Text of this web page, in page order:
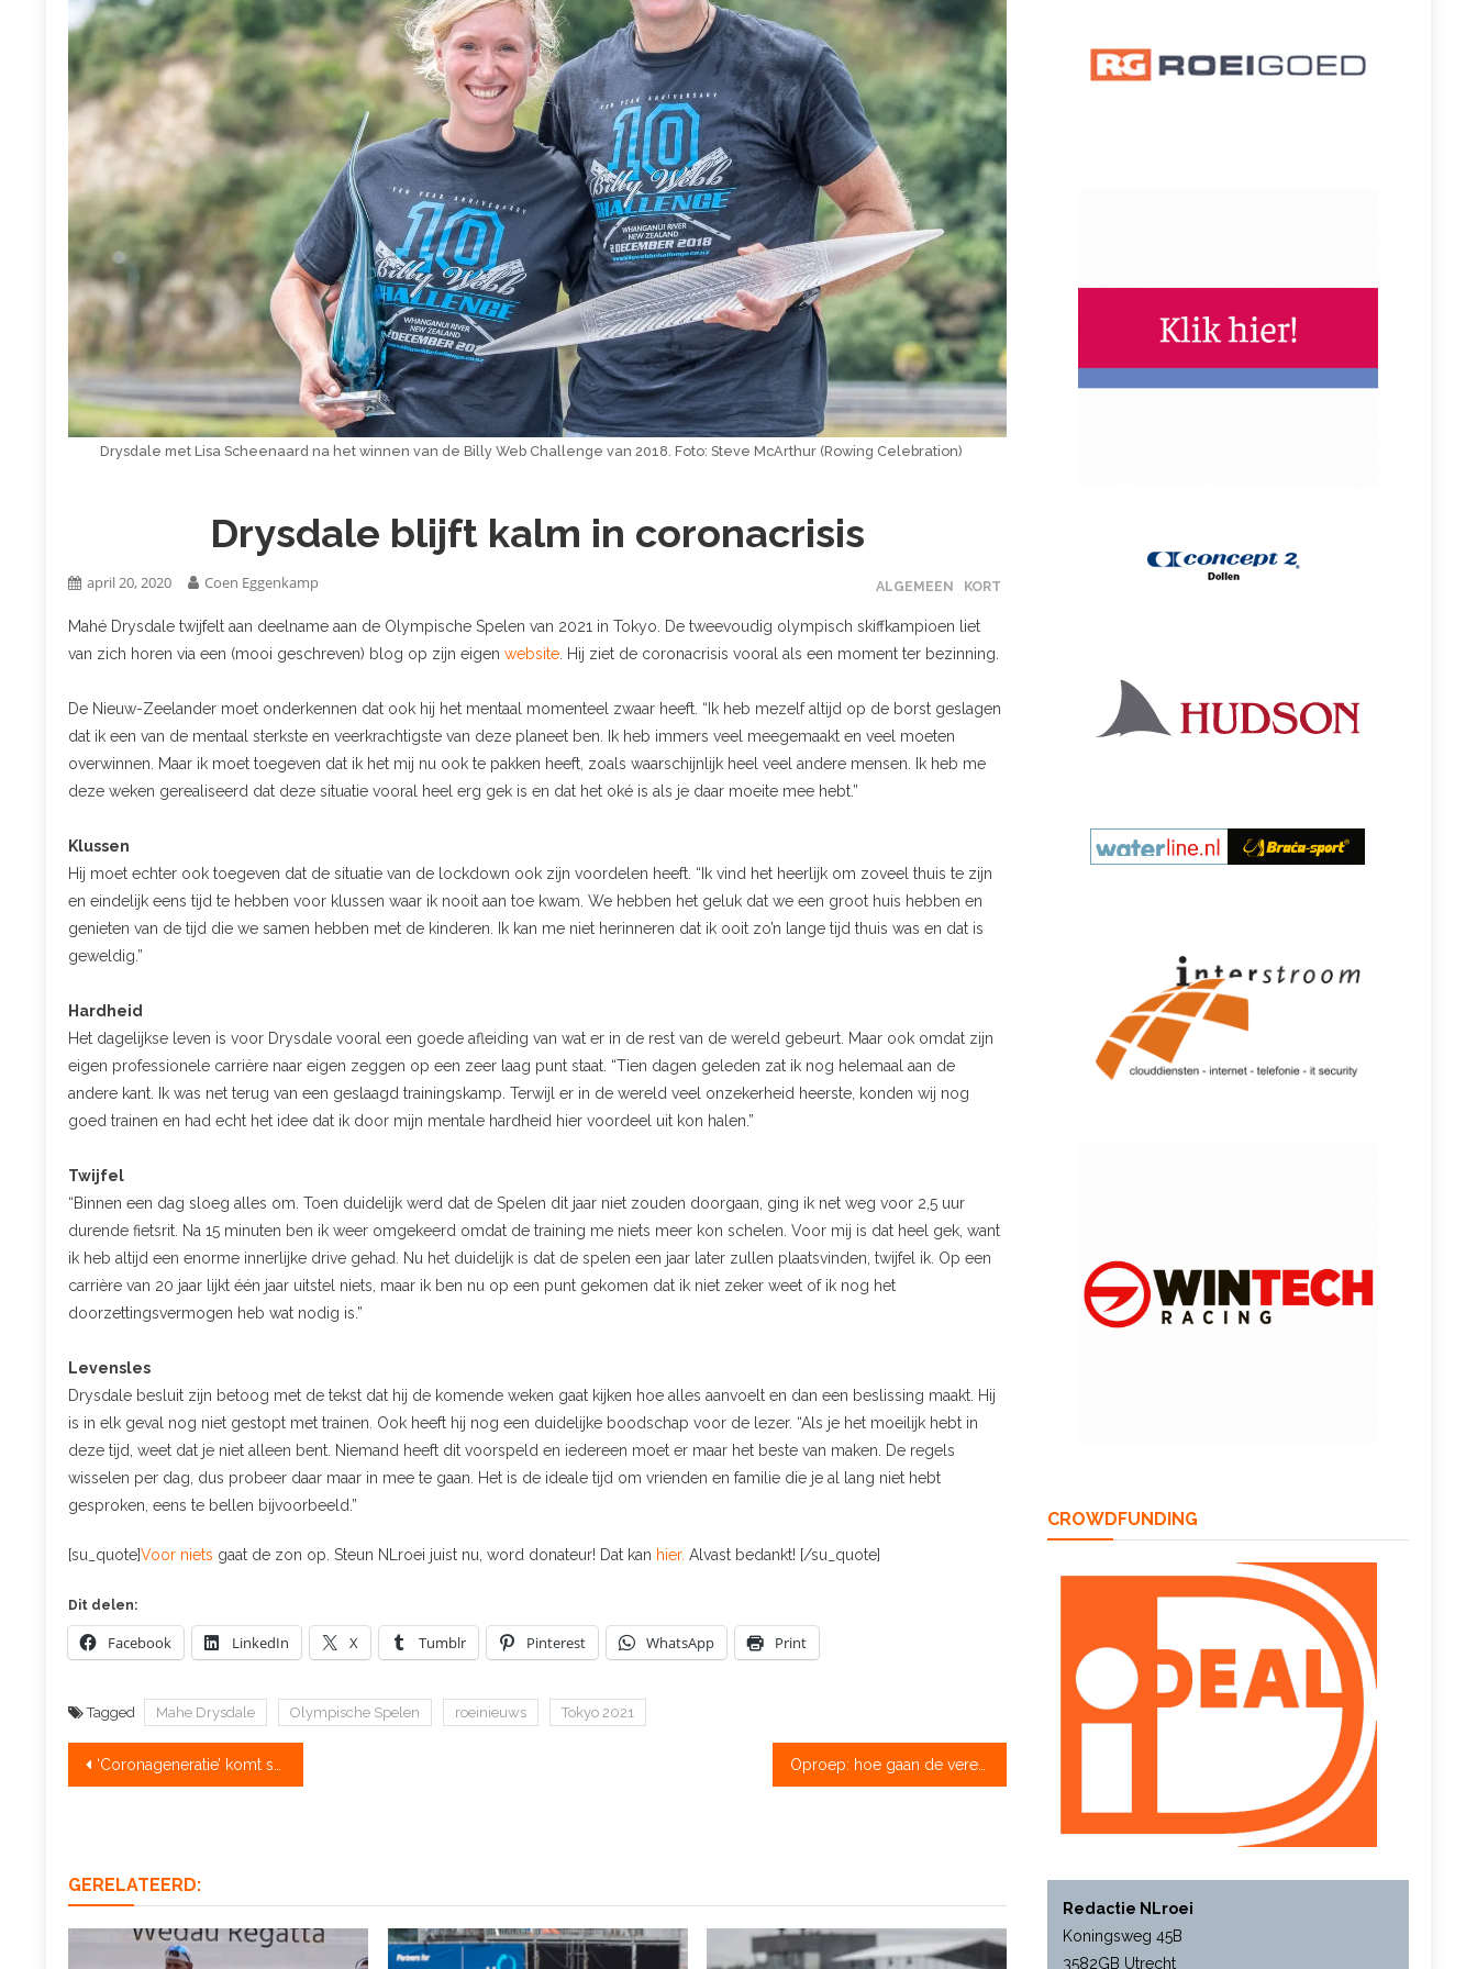
Drysdale met Lisa Scheenaard na het winnen van de Billy Web Challenge van 2018. Foto: Steve McArthur (Rowing Celebration)
Drysdale blijft kalm in coronacrisis
ALGEMEEN KORT
april 20, 2020 Coen Eggenkamp
Mahé Drysdale twijfelt aan deelname aan de Olympische Spelen van 2021 in Tokyo. De tweevoudig olympisch skiffkampioen liet
van zich horen via een (mooi geschreven) blog op zijn eigen website . Hij ziet de coronacrisis vooral als een moment ter bezinning.
De Nieuw-Zeelander moet onderkennen dat ook hij het mentaal momenteel zwaar heeft. “Ik heb mezelf altijd op de borst geslagen
dat ik een van de mentaal sterkste en veerkrachtigste van deze planeet ben. Ik heb immers veel meegemaakt en veel moeten
overwinnen. Maar ik moet toegeven dat ik het mij nu ook te pakken heeft, zoals waarschijnlijk heel veel andere mensen. Ik heb me
deze weken gerealiseerd dat deze situatie vooral heel erg gek is en dat het oké is als je daar moeite mee hebt.”
Klussen
Hij moet echter ook toegeven dat de situatie van de lockdown ook zijn voordelen heeft. “Ik vind het heerlijk om zoveel thuis te zijn
en eindelijk eens tijd te hebben voor klussen waar ik nooit aan toe kwam. We hebben het geluk dat we een groot huis hebben en
genieten van de tijd die we samen hebben met de kinderen. Ik kan me niet herinneren dat ik ooit zo’n lange tijd thuis was en dat is
geweldig.”
Hardheid
Het dagelijkse leven is voor Drysdale vooral een goede afleiding van wat er in de rest van de wereld gebeurt. Maar ook omdat zijn
eigen professionele carrière naar eigen zeggen op een zeer laag punt staat. “Tien dagen geleden zat ik nog helemaal aan de
andere kant. Ik was net terug van een geslaagd trainingskamp. Terwijl er in de wereld veel onzekerheid heerste, konden wij nog
goed trainen en had echt het idee dat ik door mijn mentale hardheid hier voordeel uit kon halen.”
Twijfel
“Binnen een dag sloeg alles om. Toen duidelijk werd dat de Spelen dit jaar niet zouden doorgaan, ging ik net weg voor 2,5 uur
durende fietsrit. Na 15 minuten ben ik weer omgekeerd omdat de training me niets meer kon schelen. Voor mij is dat heel gek, want
ik heb altijd een enorme innerlijke drive gehad. Nu het duidelijk is dat de spelen een jaar later zullen plaatsvinden, twijfel ik. Op een
carrière van 20 jaar lijkt één jaar uitstel niets, maar ik ben nu op een punt gekomen dat ik niet zeker weet of ik nog het
doorzettingsvermogen heb wat nodig is.”
Levensles
Drysdale besluit zijn betoog met de tekst dat hij de komende weken gaat kijken hoe alles aanvoelt en dan een beslissing maakt. Hij
is in elk geval nog niet gestopt met trainen. Ook heeft hij nog een duidelijke boodschap voor de lezer. “Als je het moeilijk hebt in
deze tijd, weet dat je niet alleen bent. Niemand heeft dit voorspeld en iedereen moet er maar het beste van maken. De regels
wisselen per dag, dus probeer daar maar in mee te gaan. Het is de ideale tijd om vrienden en familie die je al lang niet hebt
gesproken, eens te bellen bijvoorbeeld.”
[su_quote]Voor niets gaat de zon op. Steun NLroei juist nu, word donateur! Dat kan hier. Alvast bedankt! [/su_quote]
Dit delen:
Facebook LinkedIn X Tumblr Pinterest WhatsApp Print
Tagged Mahe Drysdale Olympische Spelen roeinieuws Tokyo 2021
Bericht
‘Coronageneratie’ komt sterker terug Oproep: hoe gaan de verenigingen om met de nieuwe coronarichtlijnen? Laat het NLroei weten!
GERELATEERD:
CROWDFUNDING
Redactie NLroei
Koningsweg 45B
3582GB Utrecht